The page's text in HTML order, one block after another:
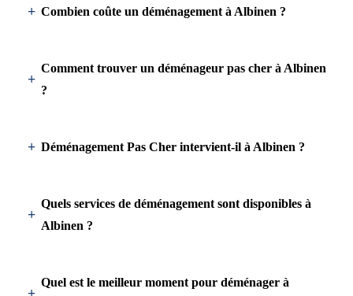
Combien coûte un déménagement à Albinen ?
Comment trouver un déménageur pas cher à Albinen
?
Déménagement Pas Cher intervient-il à Albinen ?
Quels services de déménagement sont disponibles à
Albinen ?
Quel est le meilleur moment pour déménager à